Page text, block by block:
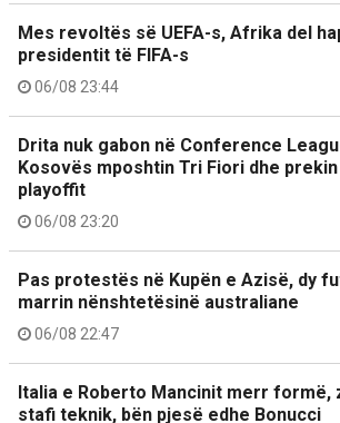
Mes revoltës së UEFA-s, Afrika del
presidentit të FIFA-s
06/08 23:44
Drita nuk gabon në Conference
Kosovës mposhtin Tri Fiori dhe
playoffit
06/08 23:20
Pas protestës në Kupën e Azisë, dy
marrin nënshtetësinë australiane
06/08 22:47
Italia e Roberto Mancinit merr formë,
stafi teknik, bën pjesë edhe Bonucci